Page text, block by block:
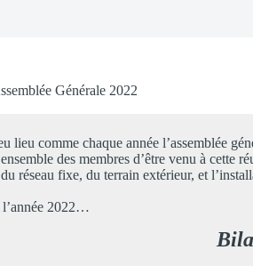
Générale 2022
lieu comme chaque année l’assemblée
des membres d’être venu à cette
réseau fixe, du terrain extérieur, et
l’année 2022…